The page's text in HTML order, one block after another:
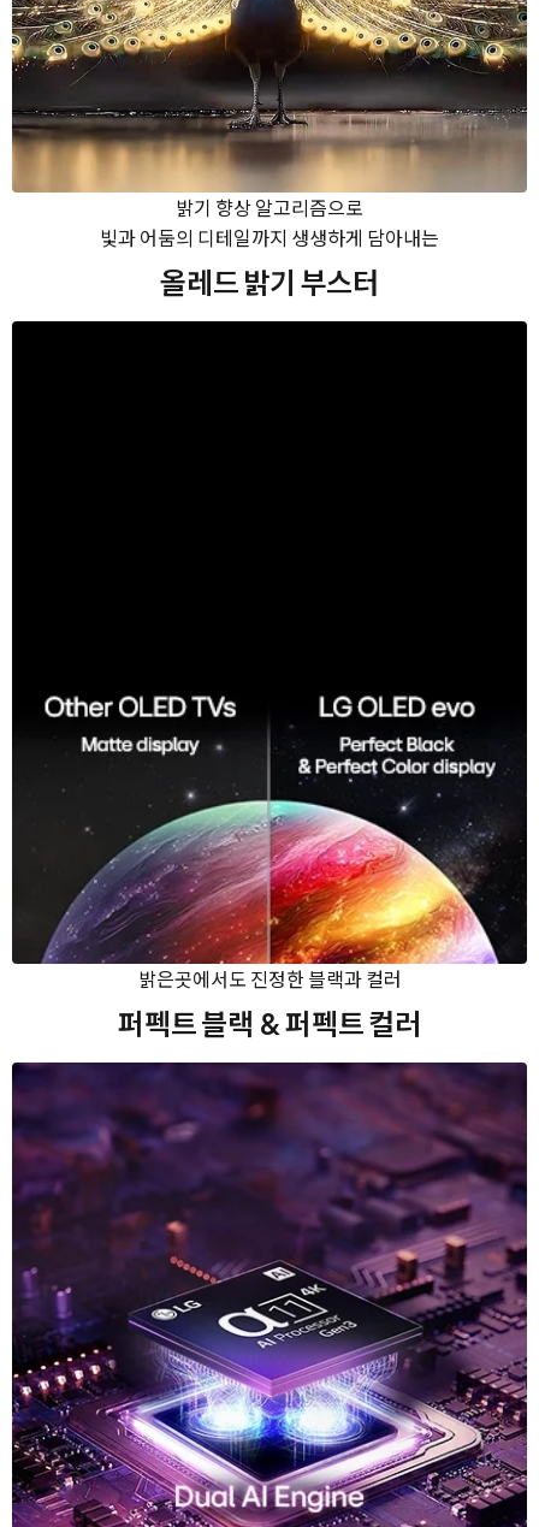
밝기 향상 알고리즘으로
빛과 어둠의 디테일까지 생생하게 담아내는
올레드 밝기 부스터
밝은곳에서도 진정한 블랙과 컬러
퍼펙트 블랙 & 퍼펙트 컬러